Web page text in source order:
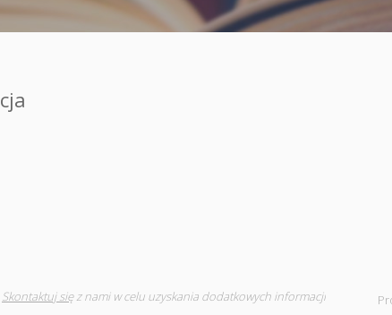
Skontaktuj sięz nami w celu uzyskania dodatkowych informacji